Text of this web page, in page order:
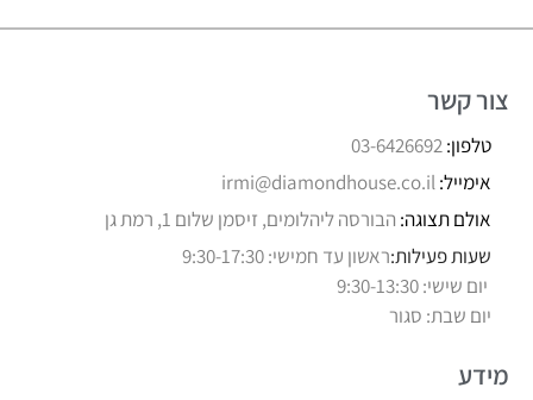
צור קשר
טלפון:03-6426692
אימייל:irmi@diamondhouse.co.il
אולם תצוגה: הבורסה ליהלומים, זיסמן שלום 1, רמת גן
שעות פעילות:ראשון עד חמישי: 9:30-17:30
יום שישי: 9:30-13:30
יום שבת: סגור
מידע